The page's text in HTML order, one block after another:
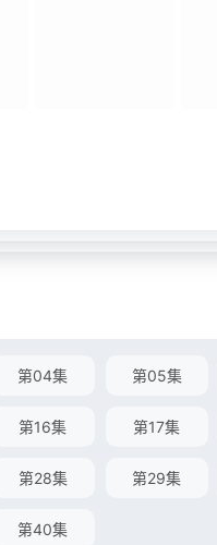
第04集 第05集
第16集 第17集
第28集 第29集
第40集